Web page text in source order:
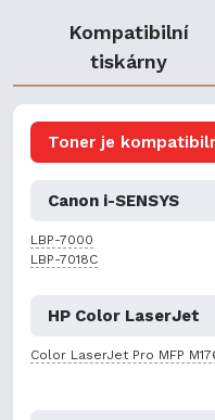
Kompatibilní
tiskárny
Toner je
Canon i-SENSYS
LBP-7000
LBP-7018C
HP Color LaserJet
Color LaserJet Pro MFP